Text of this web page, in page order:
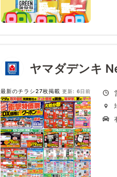
ヤマダデンキ
最新のチラシ27枚掲載 更新: 6日前